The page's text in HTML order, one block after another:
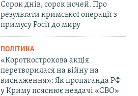
Сорок днів, сорок ночей. Про
результати кримської операції з
примусу Росії до миру
ПОЛІТИКА
«Короткострокова акція
перетворилася на війну на
виснаження»: Як пропаганда РФ
у Криму пояснює невдачі «СВО»